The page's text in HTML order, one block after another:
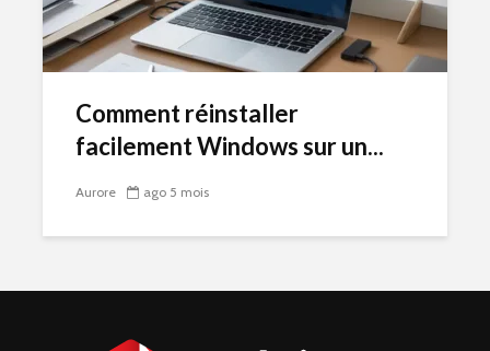
Comment réinstaller
facilement Windows sur un...
Aurore ago 5 mois